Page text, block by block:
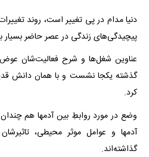
دنیا مدام در پی تغییر است، روند
پیچیدگی‌های زندگی در عصر حاضر بسیار
عناوین شغل‌ها و شرح فعالیت‌شان عوض
گذشته یکجا نشست و با همان دانش
کرد.
وضع در مورد روابطِ بین آدمها هم
آدمها و عوامل موثر محیطی،
گذاشته‌اند.